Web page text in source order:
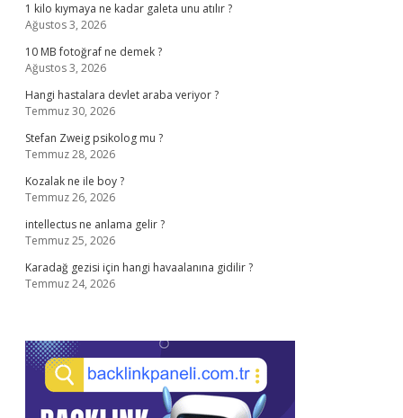
1 kilo kıymaya ne kadar galeta unu atılır ?
Ağustos 3, 2026
10 MB fotoğraf ne demek ?
Ağustos 3, 2026
Hangi hastalara devlet araba veriyor ?
Temmuz 30, 2026
Stefan Zweig psikolog mu ?
Temmuz 28, 2026
Kozalak ne ile boy ?
Temmuz 26, 2026
intellectus ne anlama gelir ?
Temmuz 25, 2026
Karadağ gezisi için hangi havaalanına gidilir ?
Temmuz 24, 2026